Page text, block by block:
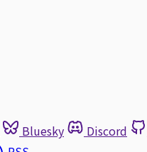
Bluesky Discord